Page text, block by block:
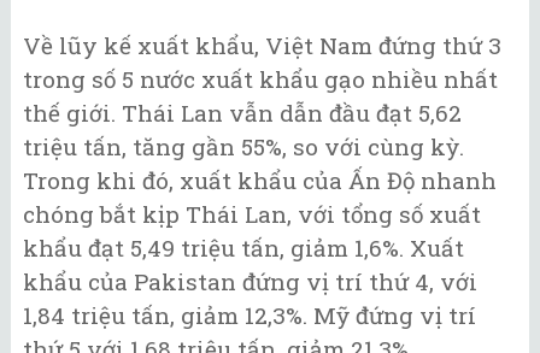
Về lũy kế xuất khẩu, Việt Nam đứng thứ 3
trong số 5 nước xuất khẩu gạo nhiều nhất
thế giới. Thái Lan vẫn dẫn đầu đạt 5,62
triệu tấn, tăng gần 55%, so với cùng kỳ.
Trong khi đó, xuất khẩu của Ấn Độ nhanh
chóng bắt kịp Thái Lan, với tổng số xuất
khẩu đạt 5,49 triệu tấn, giảm 1,6%. Xuất
khẩu của Pakistan đứng vị trí thứ 4, với
1,84 triệu tấn, giảm 12,3%. Mỹ đứng vị trí